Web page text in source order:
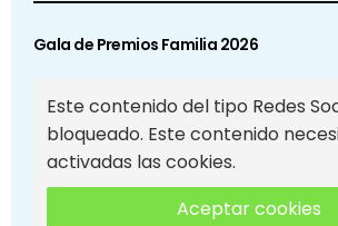
Gala de Premios Familia 2026
Este contenido del tipo Redes
bloqueado. Este contenido
activadas las cookies.
Aceptar cookies